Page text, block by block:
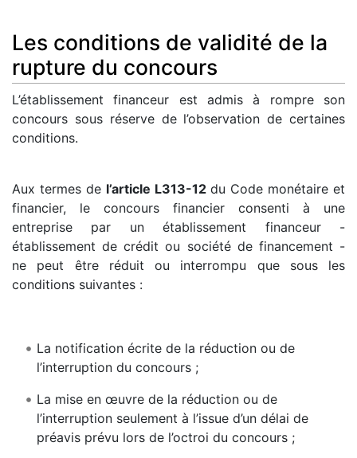
Les conditions de validité de la
rupture du concours
L’établissement financeur est admis à rompre son
concours sous réserve de l’observation de certaines
conditions.
Aux termes de l’article L313-12du Code monétaire et
financier, le concours financier consenti à une
entreprise par un établissement financeur -
établissement de crédit ou société de financement -
ne peut être réduit ou interrompu que sous les
conditions suivantes :
La notification écrite de la réduction ou de
l’interruption du concours ;
La mise en œuvre de la réduction ou de
l’interruption seulement à l’issue d’un délai de
préavis prévu lors de l’octroi du concours ;